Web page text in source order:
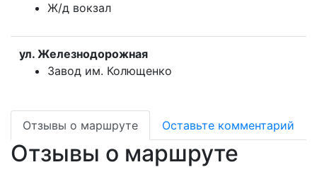
Ж/д вокзал
ул. Железнодорожная
Завод им. Колющенко
Отзывы о маршруте Оставьте комментарий
Отзывы о маршруте